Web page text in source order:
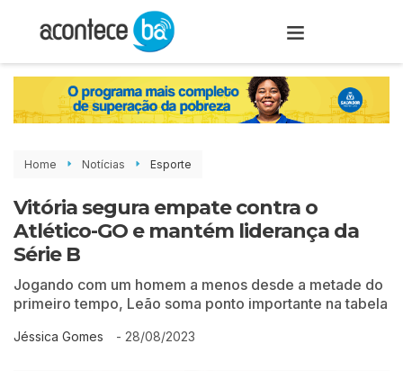
Home Notícias Esporte
Vitória segura empate contra o
Atlético-GO e mantém liderança da
Série B
Jogando com um homem a menos desde a metade do
primeiro tempo, Leão soma ponto importante na tabela
Jéssica Gomes - 28/08/2023